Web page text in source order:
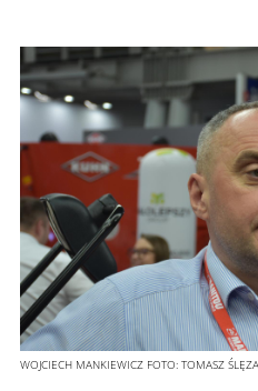
WOJCIECH MANKIEWICZ FOTO: TOMASZ